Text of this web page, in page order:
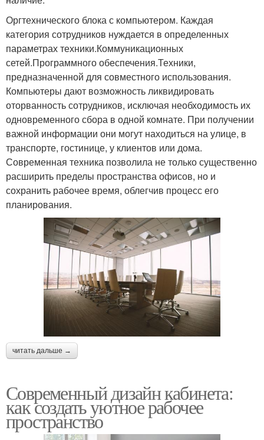
Оргтехнического блока с компьютером. Каждая
категория сотрудников нуждается в определенных
параметрах техники.Коммуникационных
сетей.Программного обеспечения.Техники,
предназначенной для совместного использования.
Компьютеры дают возможность ликвидировать
оторванность сотрудников, исключая необходимость их
одновременного сбора в одной комнате. При получении
важной информации они могут находиться на улице, в
транспорте, гостинице, у клиентов или дома.
Современная техника позволила не только существенно
расширить пределы пространства офисов, но и
сохранить рабочее время, облегчив процесс его
планирования.
читать дальше →
Современный дизайн кабинета:
как создать уютное рабочее
пространство